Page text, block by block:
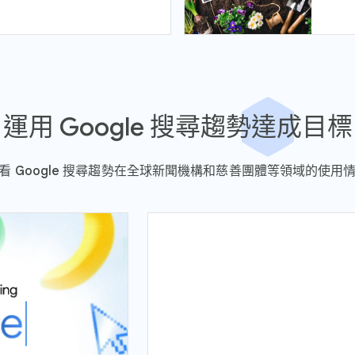
運用 Google 搜尋趨勢達成目標
Google 搜尋趨勢在全球新聞機構和慈善團體等領域的使用